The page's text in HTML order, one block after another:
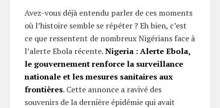
Avez-vous déjà entendu parler de ces moments
où l’histoire semble se répéter ? Eh bien, c’est
ce que ressentent de nombreux Nigérians face à
l’alerte Ebola récente.Nigeria : Alerte Ebola,
le gouvernement renforce la surveillance
nationale et les mesures sanitaires aux
frontières. Cette annonce a ravivé des
souvenirs de la dernière épidémie qui avait